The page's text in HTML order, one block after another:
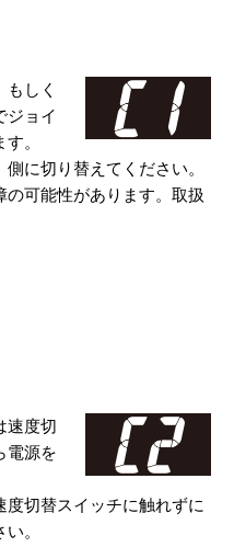
しく
ジョイ
。
に切り替えてください。
可能性があります。取扱
速度切
電源を
切替スイッチに触れずに
。